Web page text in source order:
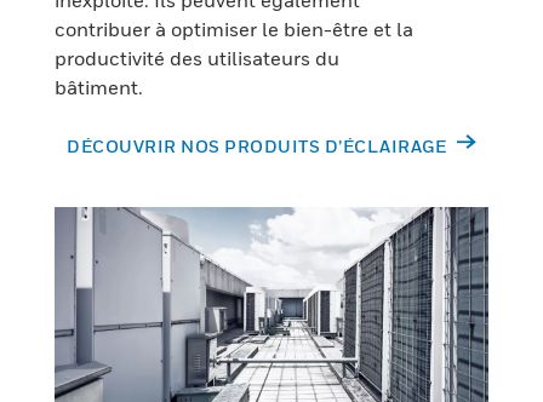
contribuer à optimiser le bien-être et la
productivité des utilisateurs du
bâtiment.
DÉCOUVRIR NOS PRODUITS D’ÉCLAIRAGE